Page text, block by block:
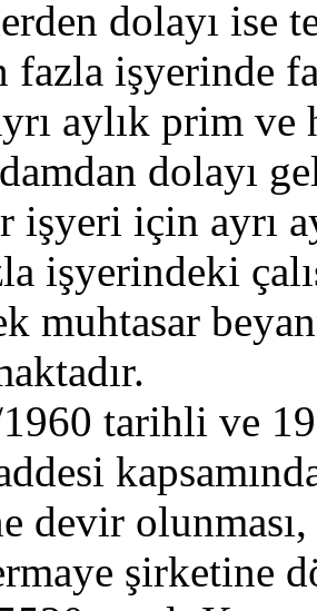
dolayı ise
fazla işyerinde
aylık prim
dolayı
işyeri için ayrı
işyerindeki
muhtasar
tarihli ve
devir
şirketine